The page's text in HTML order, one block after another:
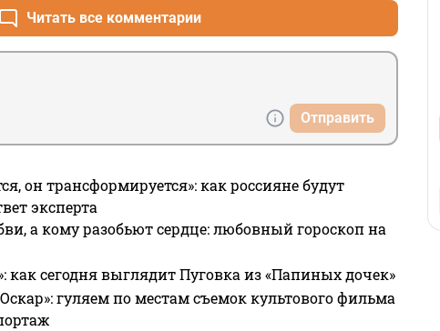
Читать все комментарии
Отправить
он трансформируется»: как россияне будут
эксперта
а кому разобьют сердце: любовный гороскоп на
как сегодня выглядит Пуговка из «Папиных дочек»
гуляем по местам съемок культового фильма